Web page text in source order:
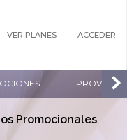
VER PLANES ACCEDER
Promocionales